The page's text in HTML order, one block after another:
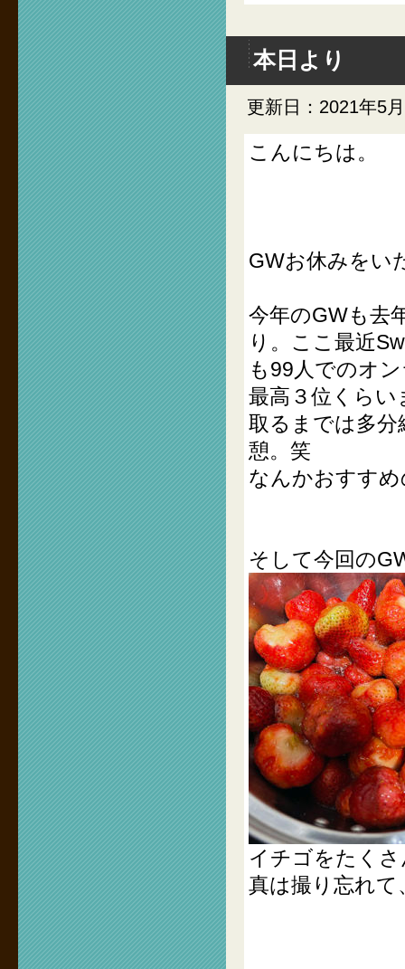
本日より
更新日：2021年5
こんにちは。
GWお休みをい
今年のGWも去
り。ここ最近
も99人でのオ
最高３位くら
取るまでは多
憩。笑
なんかおすす
そして今回の
イチゴをたく
真は撮り忘れ